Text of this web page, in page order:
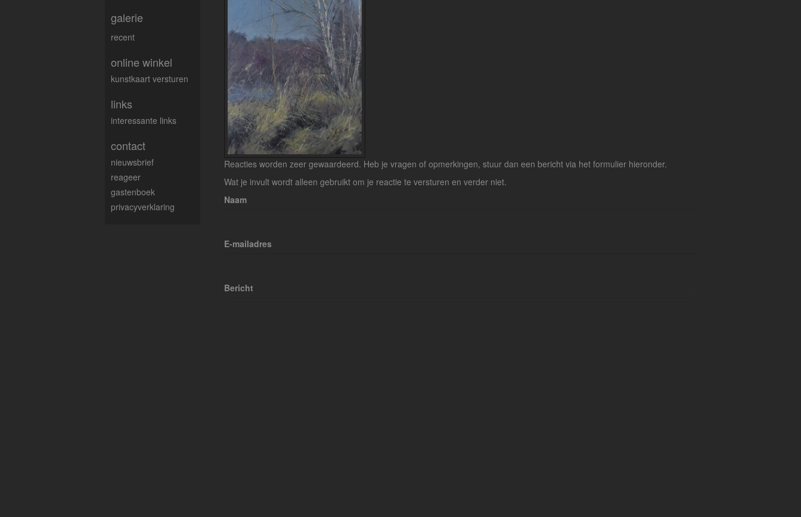
Reacties worden zeer gewaardeerd. Heb je vragen of opmerkingen, stuur dan een bericht via het formulier hieronder.
Wat je invult wordt alleen gebruikt om je reactie te versturen en verder niet.
Naam
E-mailadres
Bericht
galerie
recent
online winkel
kunstkaart versturen
links
interessante links
contact
nieuwsbrief
reageer
gastenboek
privacyverklaring